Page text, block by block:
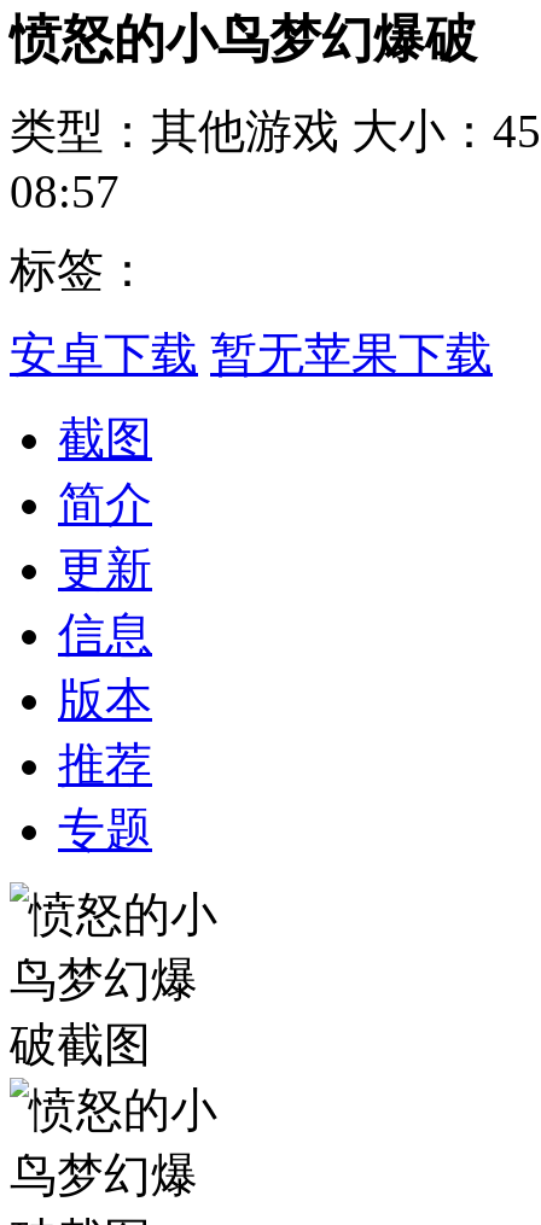
愤怒的小鸟梦幻爆破
类型：其他游戏 大小：
08:57
标签：
安卓下载 暂无苹果下载
截图
简介
更新
信息
版本
推荐
专题